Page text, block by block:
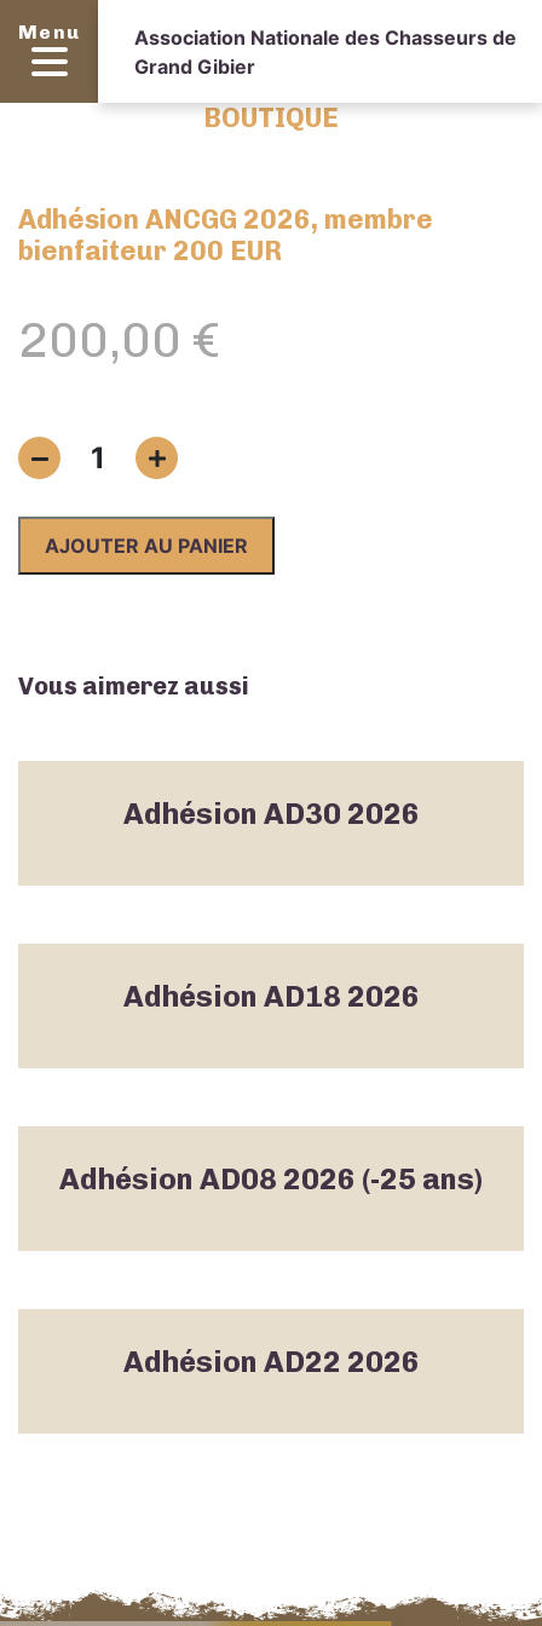
Menu
Association Nationale des Chasseurs de
Grand Gibier
BOUTIQUE
Adhésion ANCGG 2026, membre
bienfaiteur 200 EUR
200,00 €
quantité
de
ANCGG
2026,
EUR
1
AJOUTER AU PANIER
Vous aimerez aussi
Adhésion AD30 2026
Adhésion AD18 2026
Adhésion AD08 2026 (-25 ans)
Adhésion AD22 2026